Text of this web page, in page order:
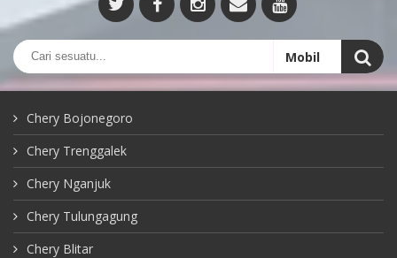
Chery Bojonegoro
Chery Trenggalek
Chery Nganjuk
Chery Tulungagung
Chery Blitar